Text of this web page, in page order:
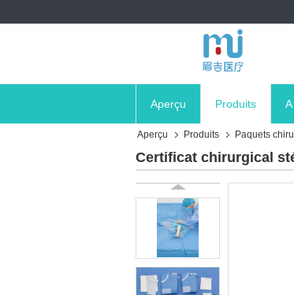
Aperçu Produits
Aperçu Produits Paquets
Certificat chirurgical